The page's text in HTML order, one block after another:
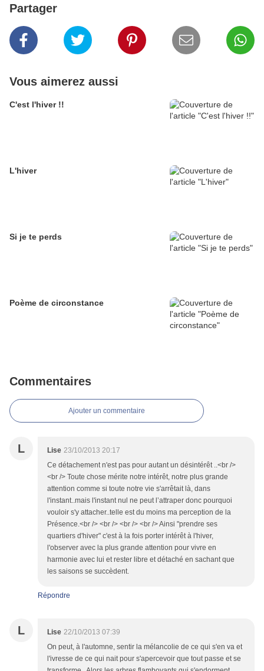
Partager
Vous aimerez aussi
C'est l'hiver !!
L'hiver
Si je te perds
Poème de circonstance
Commentaires
Ajouter un commentaire
L Lise 23/10/2013 20:17
Ce détachement n'est pas pour autant un désintérêt ..<br />
<br /> Toute chose mérite notre intérêt, notre plus grande
attention comme si toute notre vie s'arrêtait là, dans
l'instant..mais l'instant nul ne peut l’attraper donc pourquoi
vouloir s'y attacher..telle est du moins ma perception de la
Présence.<br /> <br /> <br /> <br /> Ainsi "prendre ses
quartiers d'hiver" c'est à la fois porter intérêt à l'hiver,
l'observer avec la plus grande attention pour vivre en
harmonie avec lui et rester libre et détaché en sachant que
les saisons se succèdent.
Répondre
L Lise 22/10/2013 07:39
On peut, à l'automne, sentir la mélancolie de ce qui s'en va et
l'ivresse de ce qui nait pour s'apercevoir que tout passe et se